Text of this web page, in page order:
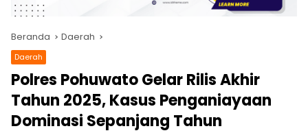
Beranda Daerah
Daerah
Polres Pohuwato Gelar Rilis Akhir
Tahun 2025, Kasus Penganiayaan
Dominasi Sepanjang Tahun